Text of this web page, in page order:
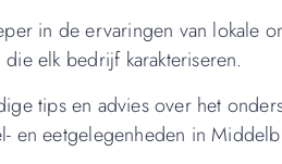
in de ervaringen van lokale
elk bedrijf karakteriseren.
tips en advies over het
en eetgelegenheden in